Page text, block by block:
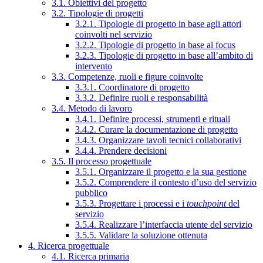
3.1. Obiettivi del progetto
3.2. Tipologie di progetti
3.2.1. Tipologie di progetto in base agli attori
coinvolti nel servizio
3.2.2. Tipologie di progetto in base al focus
3.2.3. Tipologie di progetto in base all’ambito di
intervento
3.3. Competenze, ruoli e figure coinvolte
3.3.1. Coordinatore di progetto
3.3.2. Definire ruoli e responsabilità
3.4. Metodo di lavoro
3.4.1. Definire processi, strumenti e rituali
3.4.2. Curare la documentazione di progetto
3.4.3. Organizzare tavoli tecnici collaborativi
3.4.4. Prendere decisioni
3.5. Il processo progettuale
3.5.1. Organizzare il progetto e la sua gestione
3.5.2. Comprendere il contesto d’uso del servizio
pubblico
3.5.3. Progettare i processi e i touchpointdel
servizio
3.5.4. Realizzare l’interfaccia utente del servizio
3.5.5. Validare la soluzione ottenuta
4. Ricerca progettuale
4.1. Ricerca primaria